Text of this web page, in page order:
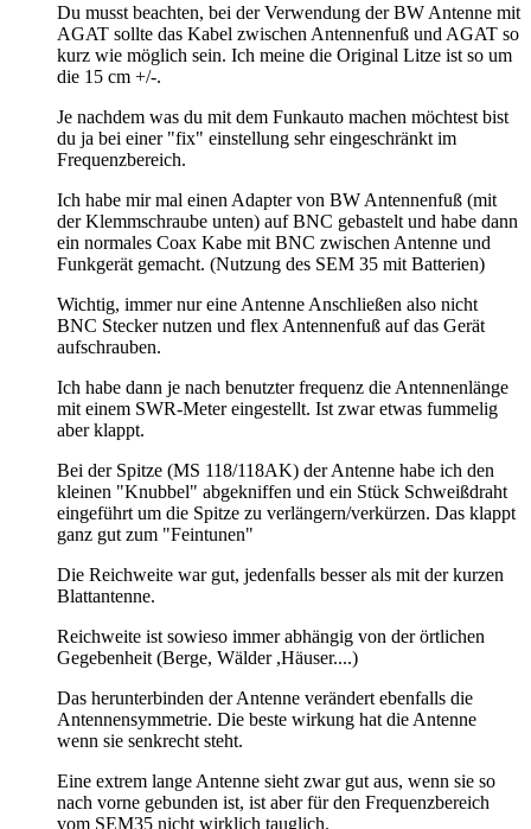
Du musst beachten, bei der Verwendung der BW Antenne mit
AGAT sollte das Kabel zwischen Antennenfuß und AGAT so
kurz wie möglich sein. Ich meine die Original Litze ist so um
die 15 cm +/-.
Je nachdem was du mit dem Funkauto machen möchtest bist
du ja bei einer "fix" einstellung sehr eingeschränkt im
Frequenzbereich.
Ich habe mir mal einen Adapter von BW Antennenfuß (mit
der Klemmschraube unten) auf BNC gebastelt und habe dann
ein normales Coax Kabe mit BNC zwischen Antenne und
Funkgerät gemacht. (Nutzung des SEM 35 mit Batterien)
Wichtig, immer nur eine Antenne Anschließen also nicht
BNC Stecker nutzen und flex Antennenfuß auf das Gerät
aufschrauben.
Ich habe dann je nach benutzter frequenz die Antennenlänge
mit einem SWR-Meter eingestellt. Ist zwar etwas fummelig
aber klappt.
Bei der Spitze (MS 118/118AK) der Antenne habe ich den
kleinen "Knubbel" abgekniffen und ein Stück Schweißdraht
eingeführt um die Spitze zu verlängern/verkürzen. Das klappt
ganz gut zum "Feintunen"
Die Reichweite war gut, jedenfalls besser als mit der kurzen
Blattantenne.
Reichweite ist sowieso immer abhängig von der örtlichen
Gegebenheit (Berge, Wälder ,Häuser....)
Das herunterbinden der Antenne verändert ebenfalls die
Antennensymmetrie. Die beste wirkung hat die Antenne
wenn sie senkrecht steht.
Eine extrem lange Antenne sieht zwar gut aus, wenn sie so
nach vorne gebunden ist, ist aber für den Frequenzbereich
vom SEM35 nicht wirklich tauglich.